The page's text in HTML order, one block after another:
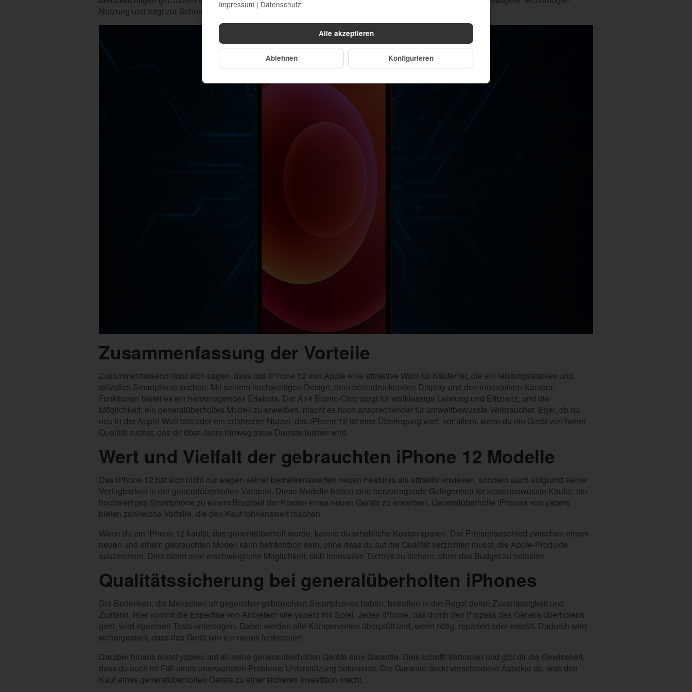
Nutzung und trägt zur Schonung wertvoller Ressourcen bei.
Zusammenfassung der Vorteile
Zusammenfassend lässt sich sagen, dass das iPhone 12 von Apple eine attraktive Wahl für Käufer ist, die ein leistungsstarkes und
stilvolles Smartphone suchen. Mit seinem hochwertigen Design, dem beeindruckenden Display und den innovativen Kamera-
Funktionen bietet es ein hervorragendes Erlebnis. Der A14 Bionic-Chip sorgt für erstklassige Leistung und Effizienz, und die
Möglichkeit, ein generalüberholtes Modell zu erwerben, macht es noch ansprechender für umweltbewusste Verbraucher. Egal, ob du
neu in der Apple-Welt bist oder ein erfahrener Nutzer, das iPhone 12 ist eine Überlegung wert, vor allem, wenn du ein Gerät von hoher
Qualität suchst, das dir über Jahre hinweg treue Dienste leisten wird.
Wert und Vielfalt der gebrauchten iPhone 12 Modelle
Das iPhone 12 hat sich nicht nur wegen seiner bemerkenswerten neuen Features als attraktiv erwiesen, sondern auch aufgrund seiner
Verfügbarkeit in der generalüberholten Variante. Diese Modelle bieten eine hervorragende Gelegenheit für kostenbewusste Käufer, ein
hochwertiges Smartphone zu einem Bruchteil der Kosten eines neuen Geräts zu erwerben. Generalüberholte iPhones von yabero
bieten zahlreiche Vorteile, die den Kauf lohnenswert machen.
Wenn du ein iPhone 12 kaufst, das generalüberholt wurde, kannst du erhebliche Kosten sparen. Der Preisunterschied zwischen einem
neuen und einem gebrauchten Modell kann beträchtlich sein, ohne dass du auf die Qualität verzichten musst, die Apple-Produkte
auszeichnet. Dies bietet eine erschwingliche Möglichkeit, sich innovative Technik zu sichern, ohne das Budget zu belasten.
Qualitätssicherung bei generalüberholten iPhones
Die Bedenken, die Menschen oft gegenüber gebrauchten Smartphones haben, betreffen in der Regel deren Zuverlässigkeit und
Zustand. Hier kommt die Expertise von Anbietern wie yabero ins Spiel. Jedes iPhone, das durch den Prozess des Generalüberholens
geht, wird rigorosen Tests unterzogen. Dabei werden alle Komponenten überprüft und, wenn nötig, repariert oder ersetzt. Dadurch wird
sichergestellt, dass das Gerät wie ein neues funktioniert.
Darüber hinaus bietet yabero auf all seine generalüberholten Geräte eine Garantie. Dies schafft Vertrauen und gibt dir die Gewissheit,
dass du auch im Fall eines unerwarteten Problems Unterstützung bekommst. Die Garantie deckt verschiedene Aspekte ab, was den
Kauf eines generalüberholten Geräts zu einer sicheren Investition macht.
Alle akzeptieren
Ablehnen Konfigurieren
Impressum | Datenschutz